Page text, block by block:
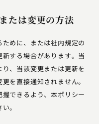
たは変更の方法
めに、または社内規定の
する場合があります。当
、当該変更または更新を
を直接通知されません。
できるよう、本ポリシー
。